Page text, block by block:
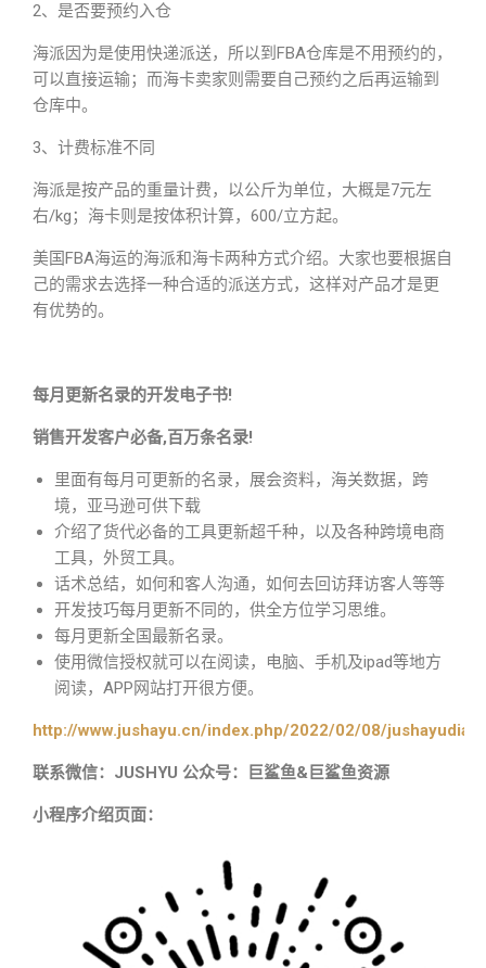
2、是否要预约入仓
海派因为是使用快递派送，所以到FBA仓库是不用预约的，
可以直接运输；而海卡卖家则需要自己预约之后再运输到
仓库中。
3、计费标准不同
海派是按产品的重量计费，以公斤为单位，大概是7元左
右/kg；海卡则是按体积计算，600/立方起。
美国FBA海运的海派和海卡两种方式介绍。大家也要根据自
己的需求去选择一种合适的派送方式，这样对产品才是更
有优势的。
每月更新名录的开发电子书!
销售开发客户必备,百万条名录!
里面有每月可更新的名录，展会资料，海关数据，跨
境，亚马逊可供下载
介绍了货代必备的工具更新超千种，以及各种跨境电商
工具，外贸工具。
话术总结，如何和客人沟通，如何去回访拜访客人等等
开发技巧每月更新不同的，供全方位学习思维。
每月更新全国最新名录。
使用微信授权就可以在阅读，电脑、手机及ipad等地方
阅读，APP网站打开很方便。
http://www.jushayu.cn/index.php/2022/02/08/
联系微信：JUSHYU 公众号：巨鲨鱼&巨鲨鱼资源
小程序介绍页面：